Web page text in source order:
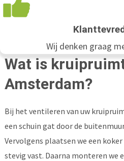
Wij denken graag
Wat is
Amsterdam?
Bij het ventileren van uw
een schuin gat door de
Vervolgens plaatsen we een
stevig vast. Daarna monteren we